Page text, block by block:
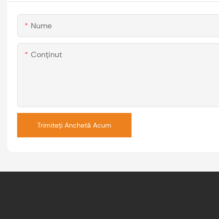
Nume
Conţinut
Trimiteți Anchetă Acum